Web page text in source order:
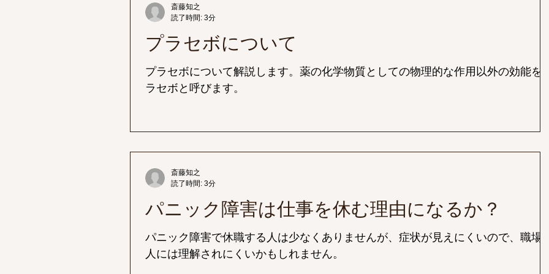
プラセボについて
プラセボについて解説します。薬の化学物質としての物理的な作用以外の効能を
ラセボと呼びます。
斎藤知之
読了時間: 3分
パニック障害は仕事を休む理由になるか？
パニック障害で休職する人は少なくありませんが、症状が見えにくいので、職場
人には理解されにくいかもしれません。
斎藤知之
読了時間: 3分